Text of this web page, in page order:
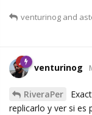
venturinog and
venturinog
RiveraPer
replicarlo y ver si es